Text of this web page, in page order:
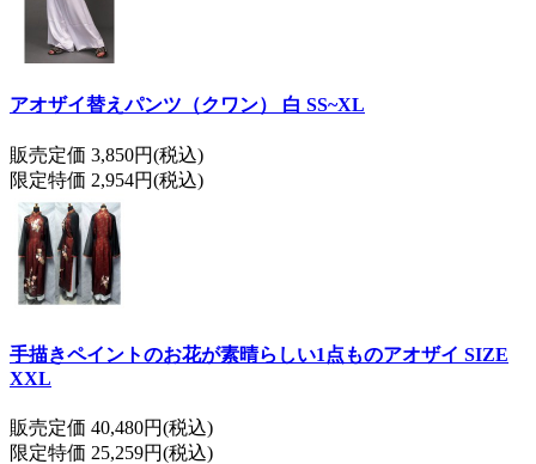
アオザイ替えパンツ（クワン） 白 SS~XL
販売定価 3,850円(税込)
限定特価 2,954円(税込)
手描きペイントのお花が素晴らしい1点ものアオザイ SIZE
XXL
販売定価 40,480円(税込)
限定特価 25,259円(税込)